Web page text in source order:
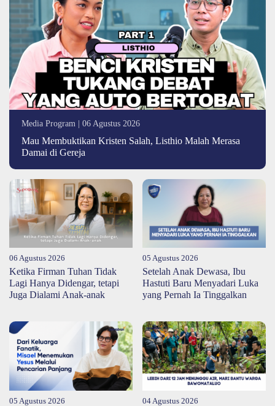
Media Program | 06 Agustus 2026
Mau Membuktikan Kristen Salah, Listhio Malah Merasa
Damai di Gereja
06 Agustus 2026
Ketika Firman Tuhan Tidak
Lagi Hanya Didengar, tetapi
Juga Dialami Anak-anak
05 Agustus 2026
Setelah Anak Dewasa, Ibu
Hastuti Baru Menyadari Luka
yang Pernah Ia Tinggalkan
05 Agustus 2026 04 Agustus 2026